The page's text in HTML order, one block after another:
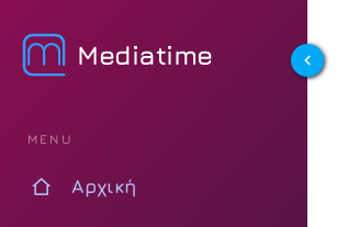
Mediatime
MENU
Αρχική